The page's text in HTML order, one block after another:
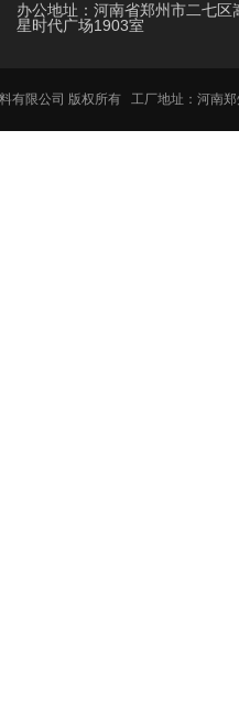
办公地址：河南省郑州市二七区
星时代广场1903室
有限公司 版权所有 工厂地址：河